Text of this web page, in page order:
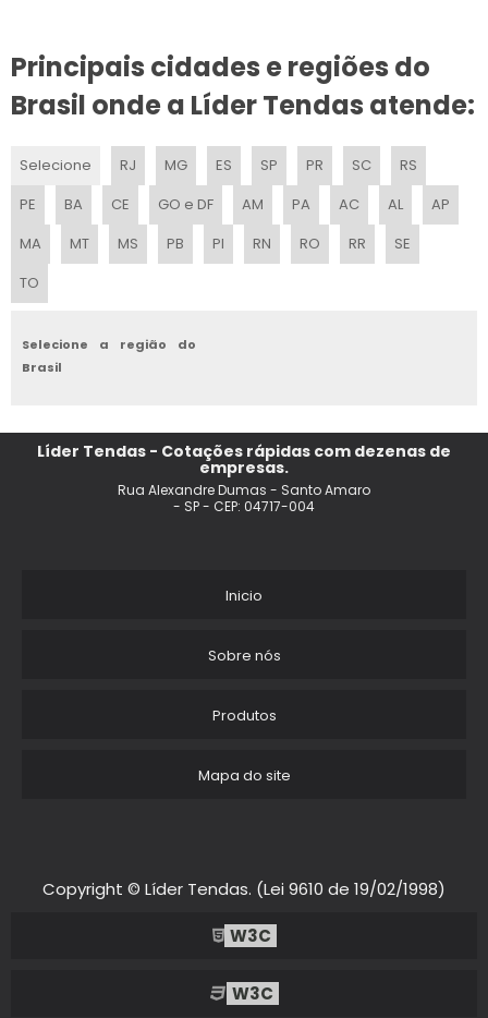
TENDAS PARA LOCACAO
LOCACAO DE TENDAS EM INDAIATUBA
ALUGUEL DE TENDA
TENDA DE PRAIA IMPERMEAVEL
LOCACAO DE TENDAS SP
EMPRESA DE ALUGUEL DE TENDAS
ALUGUEL DE TENDAS PARA CASAMENTO EM CAMPINAS
ALUGUEL DE TENDAS SOROCABA
Principais cidades e regiões do
Brasil onde a Líder Tendas atende:
Selecione RJ MG ES SP PR SC
RS
PE
BA CE GO e DF AM PA AC AL
AP
MA
MT MS PB PI RN RO RR
SE
TO
Selecione a região do
Brasil
Líder Tendas - Cotações rápidas com dezenas de
empresas.
Rua Alexandre Dumas - Santo Amaro
- SP - CEP: 04717-004
Inicio
Sobre nós
Produtos
Mapa do site
Copyright © Líder Tendas. (Lei 9610 de 19/02/1998)
W3C
W3C